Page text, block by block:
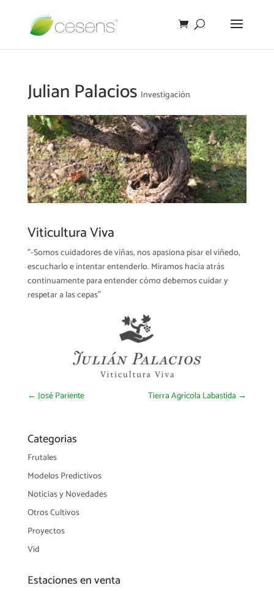
Julian Palacios Investigación
Viticultura Viva
"-Somos cuidadores de viñas, nos apasiona pisar el viñedo,
escucharlo e intentar entenderlo. Miramos hacia atrás
continuamente para entender cómo debemos cuidar y
respetar a las cepas"
← José Pariente Tierra Agrícola Labastida →
Categorias
Frutales
Modelos Predictivos
Noticias y Novedades
Otros Cultivos
Proyectos
Vid
Estaciones en venta